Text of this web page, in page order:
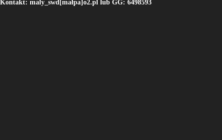
Kontakt: maly_swd[małpa]o2.pl lub GG: 6498593